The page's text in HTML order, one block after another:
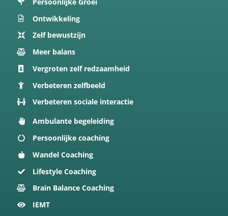
Ontwikkeling
Zelf bewustzijn
Meer balans
Vergroten zelf redzaamheid
Verbeteren zelfbeeld
Verbeteren sociale interactie
Ambulante begeleiding
Persoonlijke coaching
Wandel Coaching
Lifestyle Coaching
Brain Balance Coaching
IEMT